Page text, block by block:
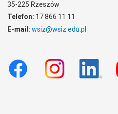
35-225 Rzeszów
Telefon: 17 866 11 11
E-mail: wsiz@wsiz.edu.pl